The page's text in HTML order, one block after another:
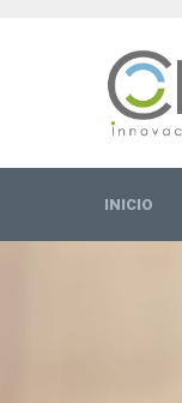
INICIO